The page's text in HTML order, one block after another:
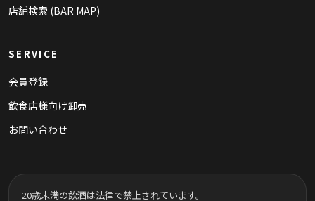
店舗検索 (BAR MAP)
SERVICE
会員登録
飲食店様向け卸売
お問い合わせ
20歳未満の飲酒は法律で禁止されています。